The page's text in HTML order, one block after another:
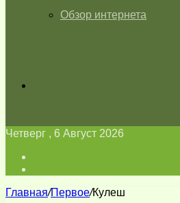
Обзор интернета
Четверг , 6 Август 2026
Главная/Первое/Кулеш